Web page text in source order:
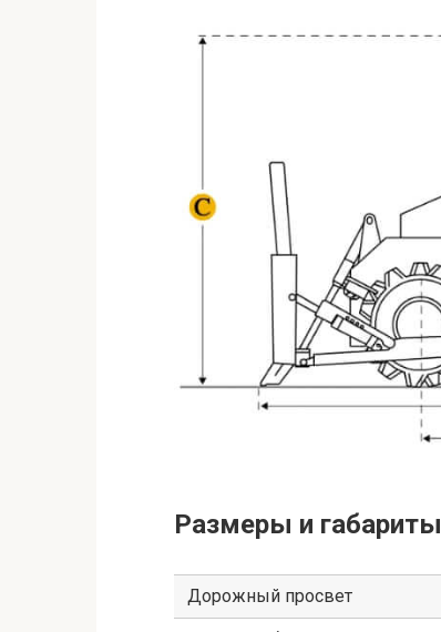
Размеры и габариты
Дорожный просвет